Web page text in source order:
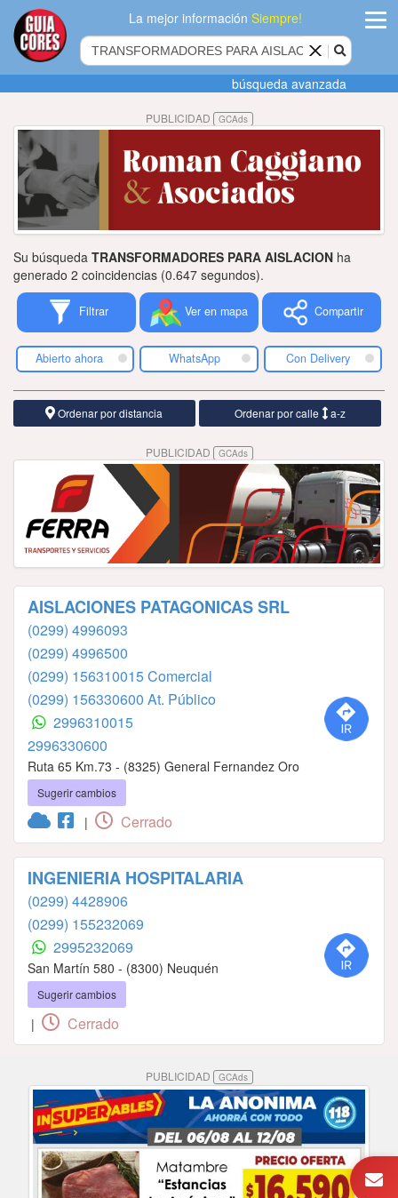
La mejor informaciónSiempre!
Agregar
empresa
Actualizar
Publicidad
Tiendacores
Contactenos
búsqueda avanzada
PUBLICIDAD GCAds
Su búsqueda TRANSFORMADORES PARA AISLACION ha
generado 2 coincidencias (0.647 segundos).
Filtrar Ver en mapa Compartir
Abierto ahora WhatsApp Con Delivery
Ordenar por distancia Ordenar por calle a-z
PUBLICIDAD GCAds
AISLACIONES PATAGONICAS SRL
(0299) 4996093
(0299) 4996500
(0299) 156310015 Comercial
(0299) 156330600 At. Público
2996310015
2996330600
Ruta 65 Km.73 - (8325) General Fernandez Oro
Sugerir cambios
| Cerrado
INGENIERIA HOSPITALARIA
(0299) 4428906
(0299) 155232069
2995232069
San Martín 580 - (8300) Neuquén
Sugerir cambios
| Cerrado
PUBLICIDAD GCAds